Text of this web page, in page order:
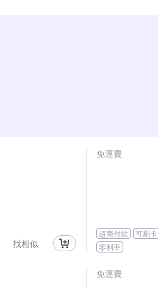
找相似
免運費
超商付款 可刷卡
零利率
免運費